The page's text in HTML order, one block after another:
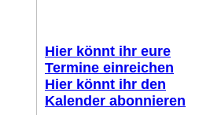
Hier könnt ihr eure
Termine einreichen
Hier könnt ihr den
Kalender abonnieren